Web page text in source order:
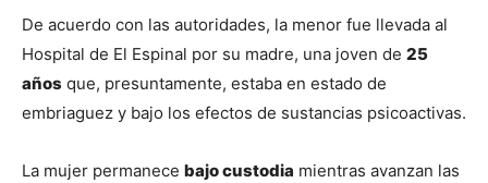
De acuerdo con las autoridades, la menor fue llevada al
Hospital de El Espinal por su madre, una joven de 25
años que, presuntamente, estaba en estado de
embriaguez y bajo los efectos de sustancias psicoactivas.
La mujer permanece bajo custodia mientras avanzan las